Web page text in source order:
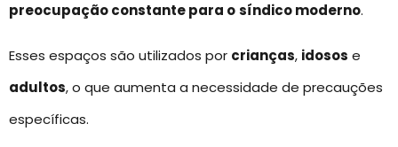
preocupação constante para osíndico moderno.
Esses espaços são utilizados por crianças, idosos e
adultos, o que aumenta a necessidade de precauções
específicas.